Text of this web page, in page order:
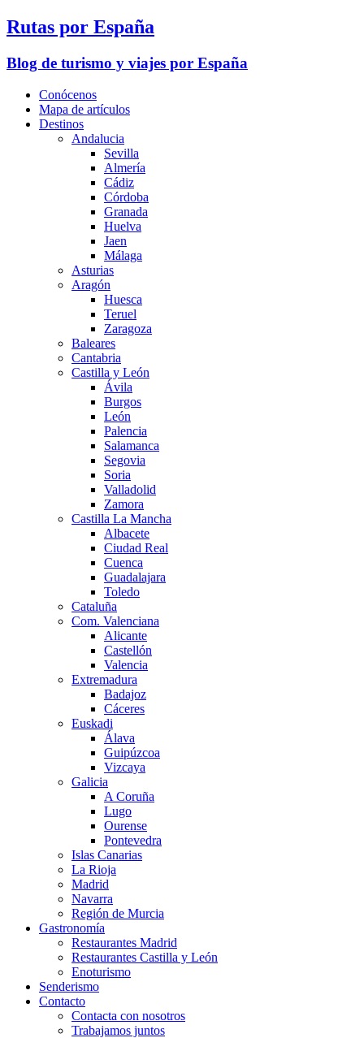
Rutas por España
Blog de turismo y viajes por España
Conócenos
Mapa de artículos
Destinos
Andalucia
Sevilla
Almería
Cádiz
Córdoba
Granada
Huelva
Jaen
Málaga
Asturias
Aragón
Huesca
Teruel
Zaragoza
Baleares
Cantabria
Castilla y León
Ávila
Burgos
León
Palencia
Salamanca
Segovia
Soria
Valladolid
Zamora
Castilla La Mancha
Albacete
Ciudad Real
Cuenca
Guadalajara
Toledo
Cataluña
Com. Valenciana
Alicante
Castellón
Valencia
Extremadura
Badajoz
Cáceres
Euskadi
Álava
Guipúzcoa
Vizcaya
Galicia
A Coruña
Lugo
Ourense
Pontevedra
Islas Canarias
La Rioja
Madrid
Navarra
Región de Murcia
Gastronomía
Restaurantes Madrid
Restaurantes Castilla y León
Enoturismo
Senderismo
Contacto
Contacta con nosotros
Trabajamos juntos